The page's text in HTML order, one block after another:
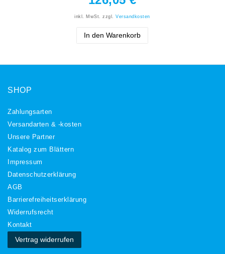
inkl. MwSt. zzgl.Versandkosten
In den Warenkorb
SHOP
Zahlungsarten
Versandarten & -kosten
Unsere Partner
Katalog zum Blättern
Impressum
Daten­schutz­erklärung
AGB
Barrierefreiheitserklärung
Widerrufs­recht
Kontakt
Vertrag widerrufen